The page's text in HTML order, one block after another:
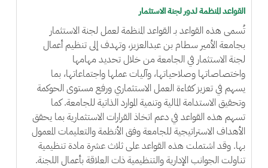
القواعد المنظمة لدور لجنة الاستثمار
تُسمى هذه القواعد بـ القواعد المنظمة لعمل لجنة الاستثمار
بجامعة الأمير سطام بن عبدالعزيز، وتهدف إلى تنظيم أعمال
لجنة الاستثمار في الجامعة من خلال تحديد مهامها
واختصاصاتها وصلاحياتها، وآليات عملها واجتماعاتها، بما
يسهم في تعزيز كفاءة العمل الاستثماري ورفع مستوى الحوكمة
وتحقيق الاستدامة المالية وتنمية الموارد الذاتية للجامعة. كما
تسهم هذه القواعد في دعم اتخاذ القرارات الاستثمارية بما يحقق
الأهداف الاستراتيجية للجامعة وفق الأنظمة والتعليمات المعمول
بها. وقد اشتملت هذه القواعد على ثلاث عشرة مادة تنظيمية
تناولت الجوانب الإدارية والتنظيمية ذات العلاقة بأعمال اللجنة.